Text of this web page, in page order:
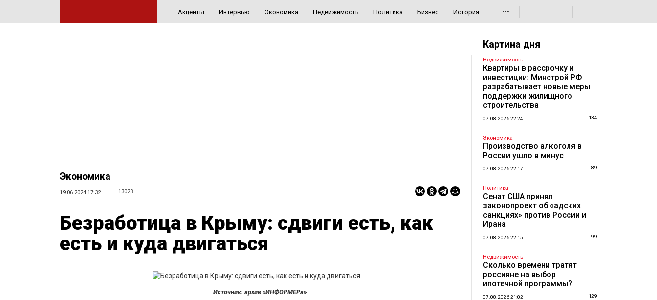
Акценты Интервью Экономика Недвижимость Политика Бизнес История •••
Экономика
19.06.2024 17:32 13023
Безработица в Крыму: сдвиги есть, как
есть и куда двигаться
Источник: архив «ИНФОРМЕРа»
Картина дня
Недвижимость
Квартиры в рассрочку и
инвестиции: Минстрой РФ
разрабатывает новые меры
поддержки жилищного
строительства
07.08.2026 22:24 134
Экономика
Производство алкоголя в
России ушло в минус
07.08.2026 22:17 89
Политика
Сенат США принял
законопроект об «адских
санкциях» против России и
Ирана
07.08.2026 22:15 99
Недвижимость
Сколько времени тратят
россияне на выбор
ипотечной программы?
07.08.2026 21:02 129